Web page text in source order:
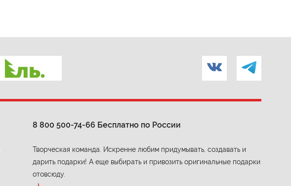
8 800 500-74-66 Бесплатно по России
Творческая команда. Искренне любим придумывать, создавать и
дарить подарки! А еще выбирать и привозить оригинальные подарки
отовсюду.